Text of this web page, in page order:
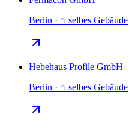
Berlin · ⌂ selbes Gebäude
Hebehaus Profile GmbH
Berlin · ⌂ selbes Gebäude